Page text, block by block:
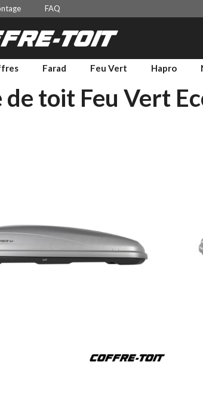
FAQ
Farad Feu Vert Hapro
toit Feu Vert